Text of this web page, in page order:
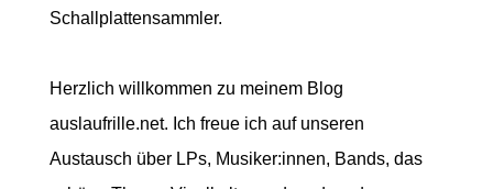
Schallplattensammler.
Herzlich willkommen zu meinem Blog
auslaufrille.net. Ich freue ich auf unseren
Austausch über LPs, Musiker:innen, Bands, das